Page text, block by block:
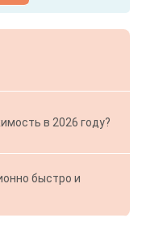
в 2026 году?
быстро и